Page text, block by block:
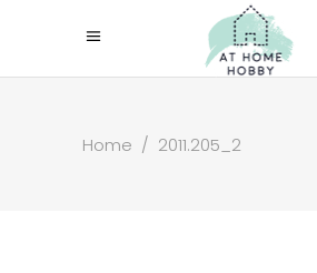
Home / 2011.205_2